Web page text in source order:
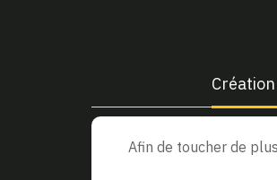
Afin de toucher de